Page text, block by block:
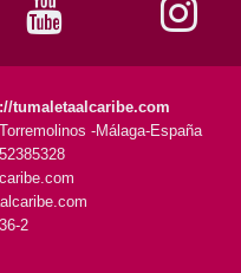
tumaletaalcaribe.com
-Málaga-España
2